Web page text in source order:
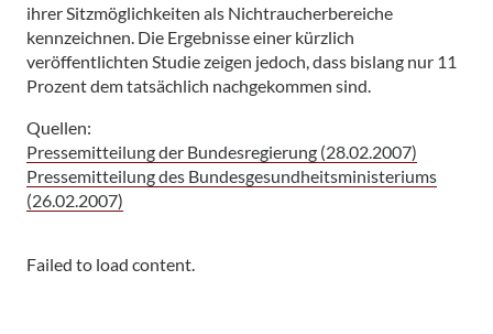
ihrer Sitzmöglichkeiten als Nichtraucherbereiche
kennzeichnen. Die Ergebnisse einer kürzlich
veröffentlichten Studie zeigen jedoch, dass bislang nur 11
Prozent dem tatsächlich nachgekommen sind.
Quellen:
Pressemitteilung der Bundesregierung (28.02.2007)
Pressemitteilung des Bundesgesundheitsministeriums
(26.02.2007)
Failed to load content.